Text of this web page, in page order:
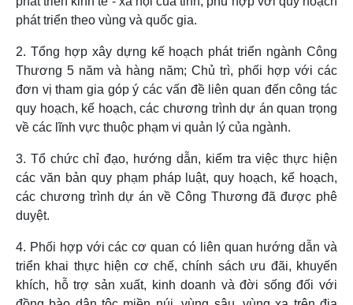
phát triển theo vùng và quốc gia.
2. Tổng hợp xây dựng kế hoạch phát triển ngành Công
Thương 5 năm và hàng năm; Chủ trì, phối hợp với các
đơn vị tham gia góp ý các vấn đề liên quan đến công tác
quy hoạch, kế hoạch, các chương trình dự án quan trọng
về các lĩnh vực thuộc phạm vi quản lý của ngành.
3. Tổ chức chỉ đạo, hướng dẫn, kiểm tra việc thực hiện
các văn bản quy phạm pháp luật, quy hoạch, kế hoạch,
các chương trình dự án về Công Thương đã được phê
duyệt.
4. Phối hợp với các cơ quan có liên quan hướng dẫn và
triển khai thực hiện cơ chế, chính sách ưu đãi, khuyến
khích, hỗ trợ sản xuất, kinh doanh và đời sống đối với